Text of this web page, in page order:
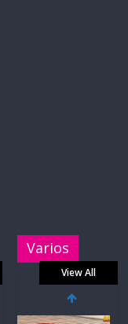
Varios
View All